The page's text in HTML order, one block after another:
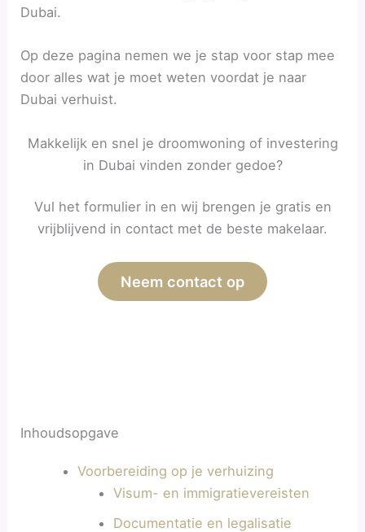
Dubai.
Op deze pagina nemen we je stap voor stap mee
door alles wat je moet weten voordat je naar
Dubai verhuist.
Makkelijk en snel je droomwoning of investering
in Dubai vinden zonder gedoe?
Vul het formulier in en wij brengen je gratis en
vrijblijvend in contact met de beste makelaar.
Neem contact op
Inhoudsopgave
Voorbereiding op je verhuizing
Visum- en immigratievereisten
Documentatie en legalisatie